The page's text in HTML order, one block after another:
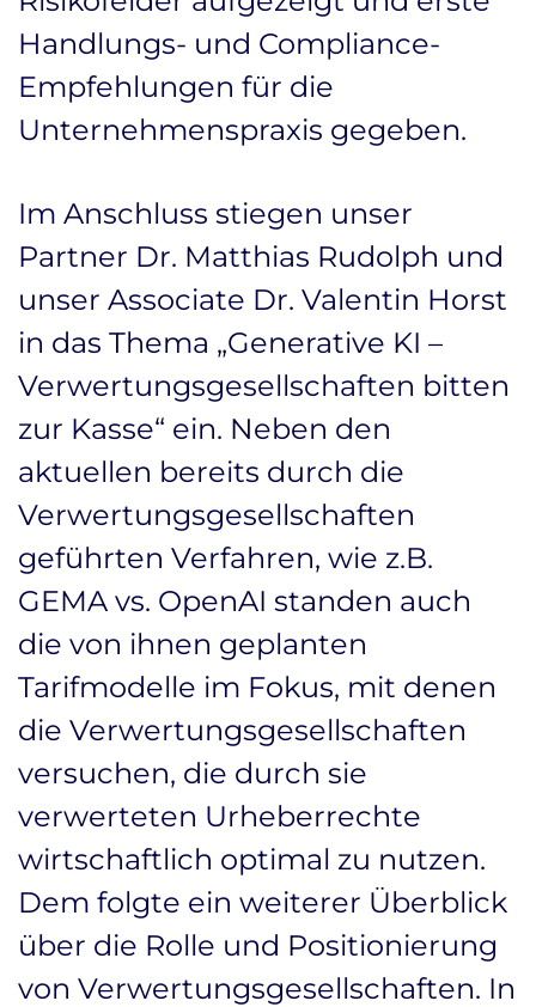
Handlungs- und Compliance-
Empfehlungen für die
Unternehmenspraxis gegeben.
Im Anschluss stiegen unser
Partner Dr. Matthias Rudolph und
unser Associate Dr. Valentin Horst
in das Thema „Generative KI –
Verwertungsgesellschaften bitten
zur Kasse“ ein. Neben den
aktuellen bereits durch die
Verwertungsgesellschaften
geführten Verfahren, wie z.B.
GEMA vs. OpenAI standen auch
die von ihnen geplanten
Tarifmodelle im Fokus, mit denen
die Verwertungsgesellschaften
versuchen, die durch sie
verwerteten Urheberrechte
wirtschaftlich optimal zu nutzen.
Dem folgte ein weiterer Überblick
über die Rolle und Positionierung
von Verwertungsgesellschaften. In